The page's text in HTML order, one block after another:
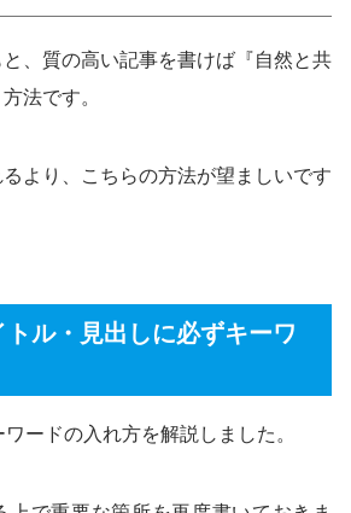
、質の高い記事を書けば『自然と共
法です。
より、こちらの方法が望ましいです
トル・見出しに必ずキーワ
ードの入れ方を解説しました。